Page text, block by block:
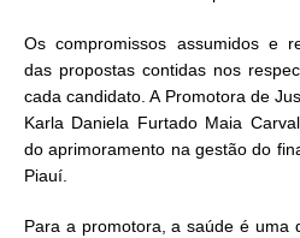
Os compromissos assumidos e
das propostas contidas nos
cada candidato. A Promotora de
Karla Daniela Furtado Maia
do aprimoramento na gestão do
Piauí.
Para a promotora, a saúde é uma